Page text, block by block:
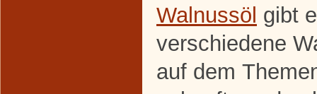
Walnussöl gibt
verschiedene
auf dem